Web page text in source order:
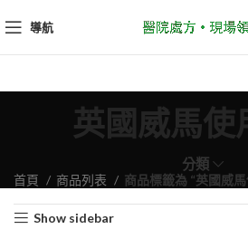
導航
英國威馬使
分類
首頁 商品列表 商品標籤為 “英國威
Show sidebar